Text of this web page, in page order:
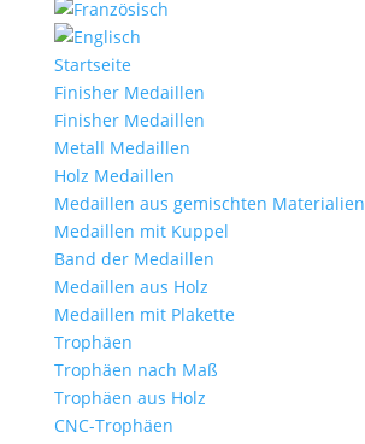
Startseite
Finisher Medaillen
Finisher Medaillen
Metall Medaillen
Holz Medaillen
Medaillen aus gemischten Materialien
Medaillen mit Kuppel
Band der Medaillen
Medaillen aus Holz
Medaillen mit Plakette
Trophäen
Trophäen nach Maß
Trophäen aus Holz
CNC-Trophäen